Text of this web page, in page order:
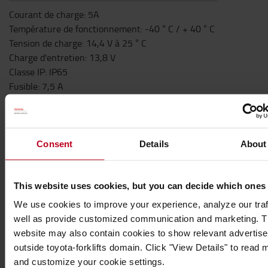
Consent Details About
This website uses cookies, but you can decide which ones
We use cookies to improve your experience, analyze our
well as provide customized communication and marketing.
website may also contain cookies to show relevant
outside toyota-forklifts domain. Click "View Details" to read
and customize your cookie settings.
Courant de charge: 5A
Température de fonctionnement: -40 ° C / + 40 ° C
Tension de charge: 14,4 V à 25 ° C
Charge d'entretien: 13,8 V
Classe IP: IP65
Fusible: 7,5 A
1: 2012 + A11: 2014, EN 62233: 2008, EN 55014-1:
61000- 3-2: 2014, EN 55014-2: 2015
Le kit chargeur 1205 Flex contient:
1 câble de connexion MiniPlug Xtreme de 2,5 m
1 x câble d'admission MiniPlug de 1,5 m
1 x jeu de câbles
1 x kit de montage
Caractéristiques